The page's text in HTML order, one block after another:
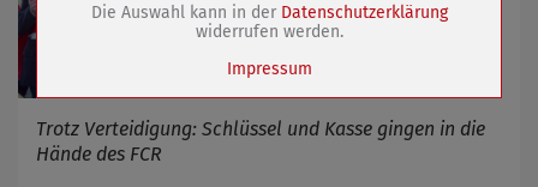
Trotz Verteidigung: Schlüssel und Kasse gingen in die
Hände des FCR
Cookie Laufzeit
1 Jahr
Name
Cookies die bei der Verwendung von
Die Auswahl kann in der Datenschutzerklärung
widerrufen werden.
Impressum